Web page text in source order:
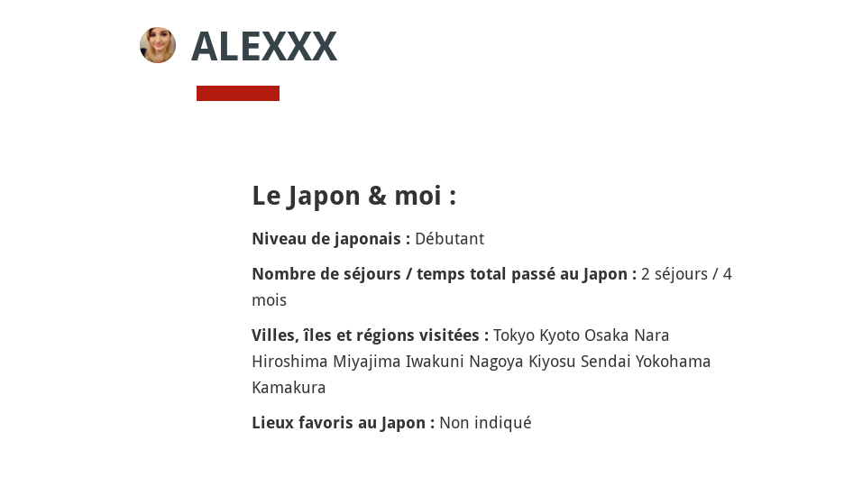
ALEXXX
Le Japon & moi :
Niveau de japonais : Débutant
Nombre de séjours / temps total passé au Japon : 2 séjours / 4
mois
Villes, îles et régions visitées : Tokyo Kyoto Osaka Nara
Hiroshima Miyajima Iwakuni Nagoya Kiyosu Sendai Yokohama
Kamakura
Lieux favoris au Japon : Non indiqué